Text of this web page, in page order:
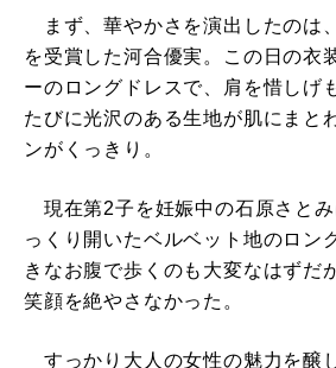
まず、華やかさを演出したのは
を受賞した河合優実。この日の衣
ーのロングドレスで、肩を惜しげ
たびに光沢のある生地が肌にまと
ンがくっきり。
現在第2子を妊娠中の石原さと
っくり開いたベルベット地のロン
きなお腹で歩くのも大変なはずだ
笑顔を絶やさなかった。
すっかり大人の女性の魅力を醸